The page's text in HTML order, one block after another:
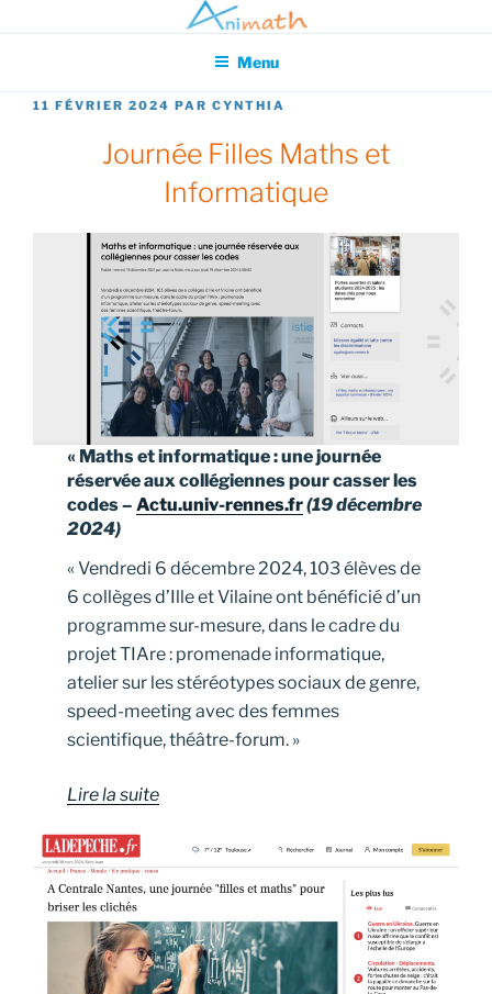
au
principal
Association pour l'Animation en Mathématiques
Menu
PUBLIÉ
11 FÉVRIER 2024 PAR CYNTHIA
Journée Filles Maths et
Informatique
« Maths et informatique : une journée
réservée aux collégiennes pour casser les
codes –Actu.univ-rennes.fr(19 décembre
2024)
« Vendredi 6 décembre 2024, 103 élèves de
6 collèges d’Ille et Vilaine ont bénéficié d’un
programme sur-mesure, dans le cadre du
projet TIAre : promenade informatique,
atelier sur les stéréotypes sociaux de genre,
speed-meeting avec des femmes
scientifique, théâtre-forum. »
Lire la suite